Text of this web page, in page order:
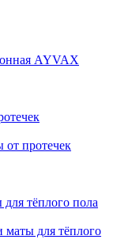
AYVAX
протечек
тёплого пола
маты для тёплого